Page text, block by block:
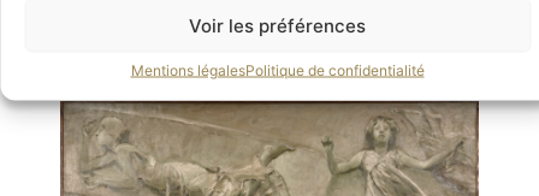
Voir les préférences
Mentions légalesPolitique de confidentialité